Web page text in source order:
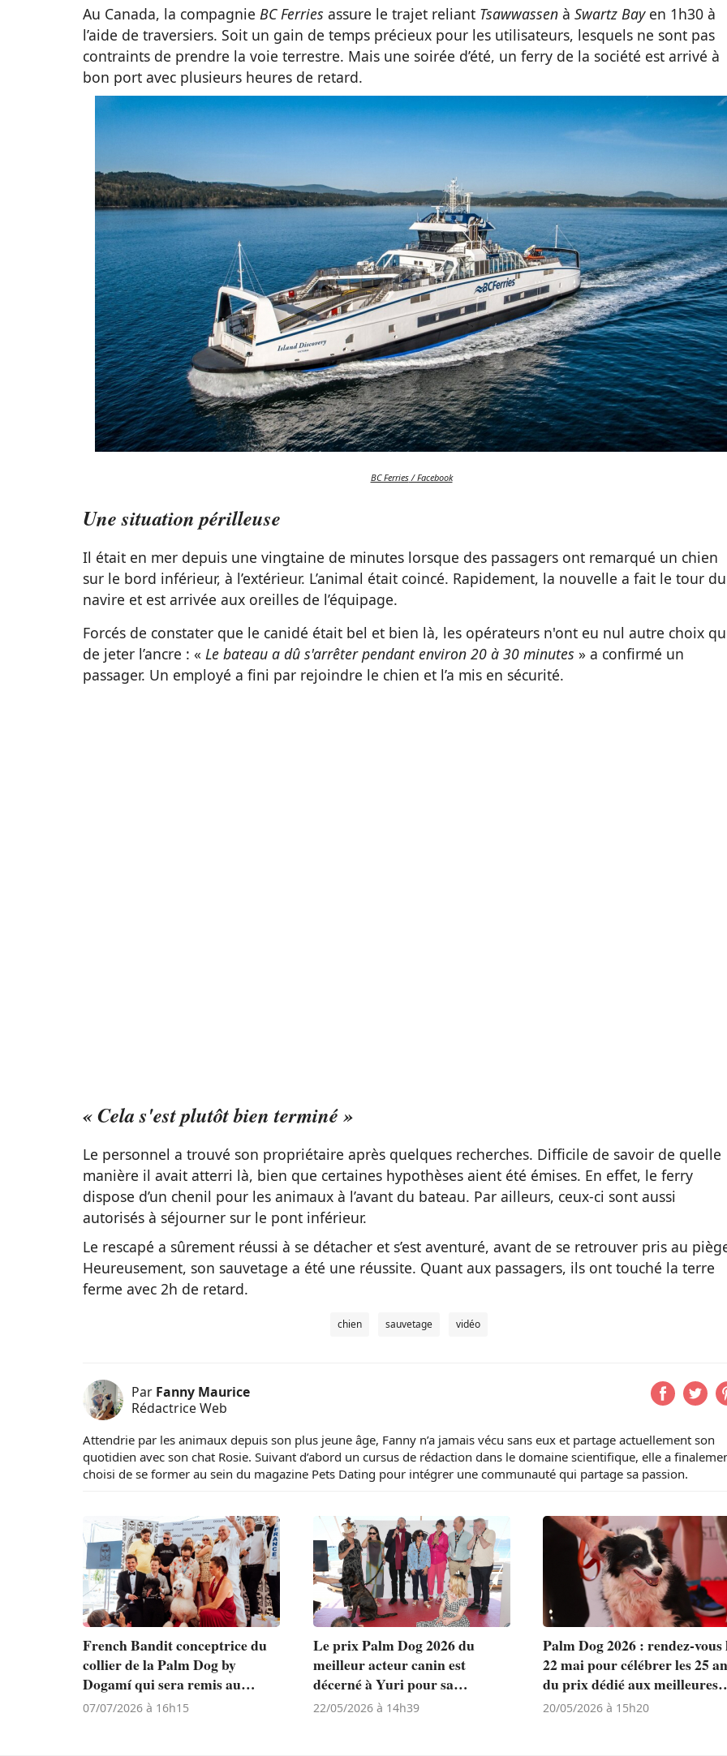
Au Canada, la compagnie BC Ferries assure le trajet reliant Tsawwassen à Swartz Bay en 1h30 à
l’aide de traversiers. Soit un gain de temps précieux pour les utilisateurs, lesquels ne sont pas
contraints de prendre la voie terrestre. Mais une soirée d’été, un ferry de la société est arrivé à
bon port avec plusieurs heures de retard.
BC Ferries/ Facebook
Une situation périlleuse
Il était en mer depuis une vingtaine de minutes lorsque des passagers ont remarqué un chien
sur le bord inférieur, à l’extérieur. L’animal était coincé. Rapidement, la nouvelle a fait le tour du
navire et est arrivée aux oreilles de l’équipage.
Forcés de constater que le canidé était bel et bien là, les opérateurs n'ont eu nul autre choix
de jeter l’ancre : « Le bateau a dû s'arrêter pendant environ 20 à 30 minutes » a confirmé un
passager. Un employé a fini par rejoindre le chien et l’a mis en sécurité.
« Cela s'est plutôt bien terminé »
Le personnel a trouvé son propriétaire après quelques recherches. Difficile de savoir de quelle
manière il avait atterri là, bien que certaines hypothèses aient été émises. En effet, le ferry
dispose d’un chenil pour les animaux à l’avant du bateau. Par ailleurs, ceux-ci sont aussi
autorisés à séjourner sur le pont inférieur.
Le rescapé a sûrement réussi à se détacher et s’est aventuré, avant de se retrouver pris au
Heureusement, son sauvetage a été une réussite. Quant aux passagers, ils ont touché la terre
ferme avec 2h de retard.
chien sauvetage vidéo
Par Fanny Maurice
Rédactrice Web
Attendrie par les animaux depuis son plus jeune âge, Fanny n’a jamais vécu sans eux et partage actuellement son
quotidien avec son chat Rosie. Suivant d’abord un cursus de rédaction dans le domaine scientifique, elle a
choisi de se former au sein du magazine Pets Dating pour intégrer une communauté qui partage sa passion.
French Bandit conceptrice du
collier de la Palm Dog by
Dogamí qui sera remis au
meilleur acteur canin lors du
07/07/2026 à 16h15
Le prix Palm Dog 2026 du
meilleur acteur canin est
décerné à Yuri pour sa
touchante performance dans «
22/05/2026 à 14h39
Palm Dog 2026 : rendez-vous
22 mai pour célébrer les 25
du prix dédié aux meilleures
performances canines du
20/05/2026 à 15h20